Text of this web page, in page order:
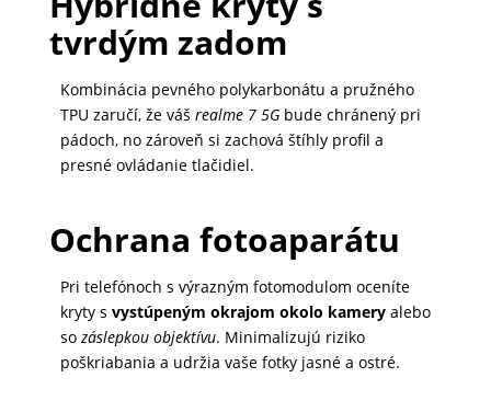
DIELŇA
tvrdým zadom
Kombinácia pevného polykarbonátu a pružného
TPU zaručí, že váš realme 7 5Gbude chránený pri
pádoch, no zároveň si zachová štíhly profil a
presné ovládanie tlačidiel.
Ochrana fotoaparátu
Pri telefónoch s výrazným fotomodulom oceníte
kryty s vystúpeným okrajom okolo kameryalebo
sozáslepkou objektívu. Minimalizujú riziko
poškriabania a udržia vaše fotky jasné a ostré.